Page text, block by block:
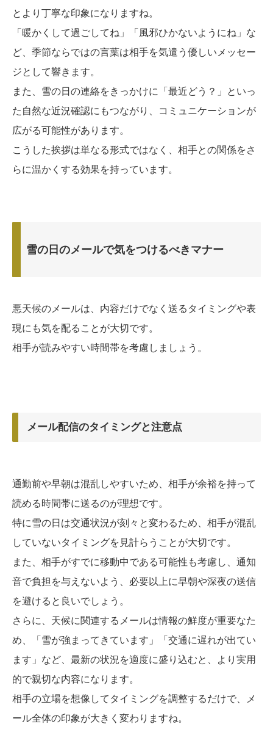
とより丁寧な印象になりますね。
「暖かくして過ごしてね」「風邪ひかないようにね」な
ど、季節ならではの言葉は相手を気遣う優しいメッセー
ジとして響きます。
また、雪の日の連絡をきっかけに「最近どう？」といっ
た自然な近況確認にもつながり、コミュニケーションが
広がる可能性があります。
こうした挨拶は単なる形式ではなく、相手との関係をさ
らに温かくする効果を持っています。
雪の日のメールで気をつけるべきマナー
悪天候のメールは、内容だけでなく送るタイミングや表
現にも気を配ることが大切です。
相手が読みやすい時間帯を考慮しましょう。
メール配信のタイミングと注意点
通勤前や早朝は混乱しやすいため、相手が余裕を持って
読める時間帯に送るのが理想です。
特に雪の日は交通状況が刻々と変わるため、相手が混乱
していないタイミングを見計らうことが大切です。
また、相手がすでに移動中である可能性も考慮し、通知
音で負担を与えないよう、必要以上に早朝や深夜の送信
を避けると良いでしょう。
さらに、天候に関連するメールは情報の鮮度が重要なた
め、「雪が強まってきています」「交通に遅れが出てい
ます」など、最新の状況を適度に盛り込むと、より実用
的で親切な内容になります。
相手の立場を想像してタイミングを調整するだけで、メ
ール全体の印象が大きく変わりますね。